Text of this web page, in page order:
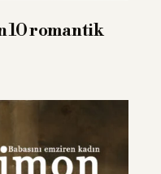
10 romantik